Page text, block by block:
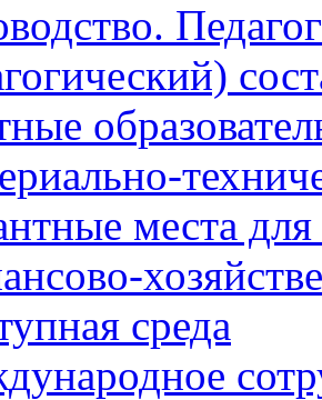
места
среда